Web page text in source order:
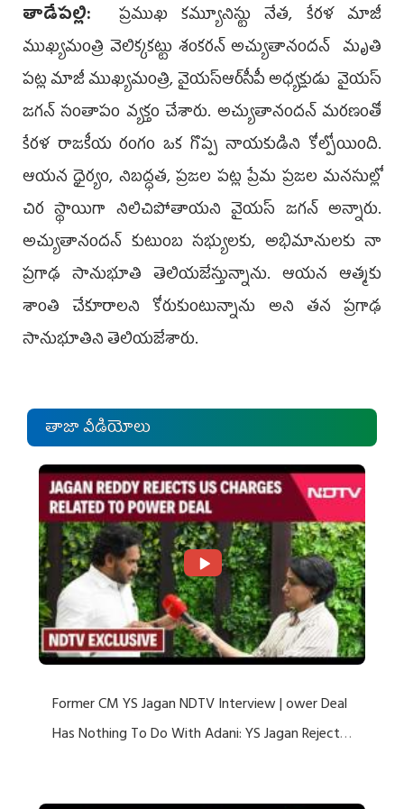
తాడేప‌ల్లి: ప్రముఖ కమ్యూనిస్టు నేత, కేరళ మాజీ
ముఖ్యమంత్రి వెలిక్కకట్టు శంకరన్ అచ్యుతానందన్‌ మృతి
పట్ల మాజీ ముఖ్యమంత్రి, వైయ‌స్ఆర్‌సీపీ అధ్యక్షుడు వైయస్‌
జగన్‌ సంతాపం వ్యక్తం చేశారు. అచ్యుతానందన్ మరణంతో
కేరళ రాజకీయ రంగం ఒక గొప్ప నాయకుడిని కోల్పోయింది.
ఆయన ధైర్యం, నిబద్ధత, ప్రజల పట్ల ప్రేమ ప్రజల మనసుల్లో
చిర స్థాయిగా నిలిచిపోతాయని వైయస్‌ జగన్‌ అన్నారు.
అచ్యుతానందన్‌ కుటుంబ సభ్యులకు, అభిమానులకు నా
ప్రగాఢ సానుభూతి తెలియజేస్తున్నాను. ఆయన ఆత్మకు
శాంతి చేకూరాలని కోరుకుంటున్నాను అని తన ప్రగాఢ
సానుభూతిని తెలియజేశారు.
తాజా వీడియోలు
Former CM YS Jagan NDTV Interview | ower Deal
Has Nothing To Do With Adani: YS Jagan Rejects